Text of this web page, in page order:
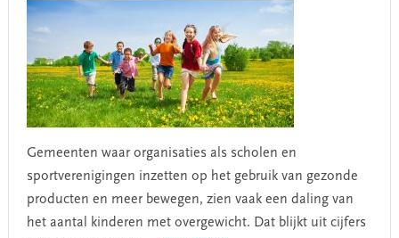
Gemeenten waar organisaties als scholen en
sportverenigingen inzetten op het gebruik van gezonde
producten en meer bewegen, zien vaak een daling van
het aantal kinderen met overgewicht. Dat blijkt uit cijfers